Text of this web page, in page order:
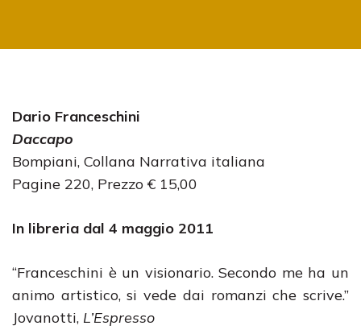
Dario Franceschini
Daccapo
Bompiani, Collana Narrativa italiana
Pagine 220, Prezzo € 15,00
In libreria dal 4 maggio 2011
“Franceschini è un visionario. Secondo me ha un
animo artistico, si vede dai romanzi che scrive.”
Jovanotti, L’Espresso